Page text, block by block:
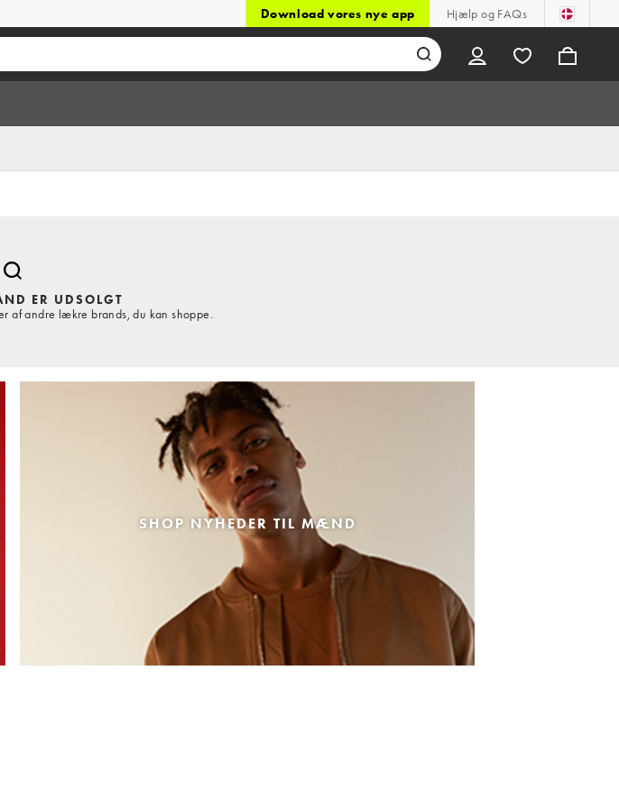
Download vores nye app Hjælp og FAQs
ER UDSOLGT
af andre lækre brands, du kan shoppe.
SHOP NYHEDER TIL MÆND